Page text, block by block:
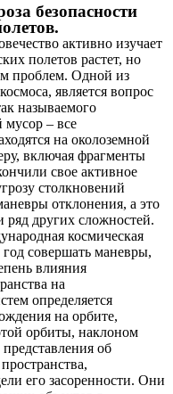
безопасности
активно изучает
полетов растет, но
проблем. Одной из
является вопрос
называемого
мусор – все
на околоземной
включая фрагменты
свое активное
столкновений
отклонения, а это
ряд других сложностей.
космическая
совершать маневры,
влияния
на
определяется
на орбите,
орбиты, наклоном
об
его засоренности. Они